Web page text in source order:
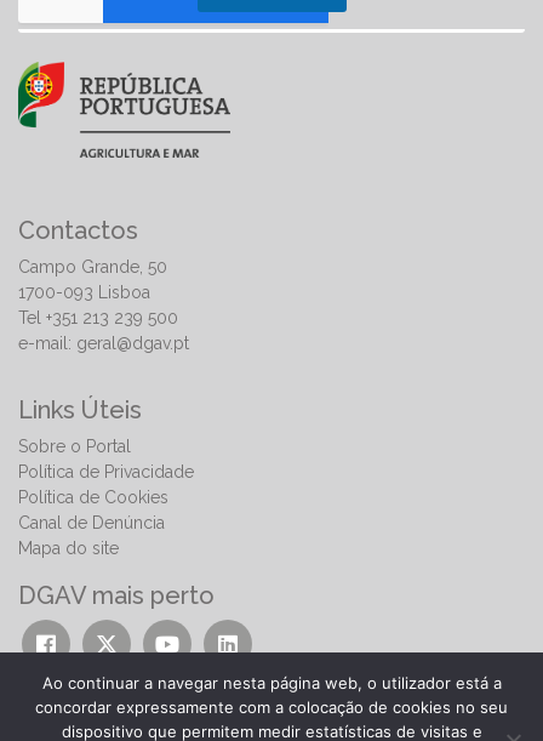
Contactos
Campo Grande, 50
1700-093 Lisboa
Tel +351 213 239 500
e-mail: geral@dgav.pt
Links Úteis
Sobre o Portal
Política de Privacidade
Política de Cookies
Canal de Denúncia
Mapa do site
DGAV mais perto
Ao continuar a navegar nesta página web, o utilizador está a
concordar expressamente com a colocação de cookies no seu
dispositivo que permitem medir estatísticas de visitas e